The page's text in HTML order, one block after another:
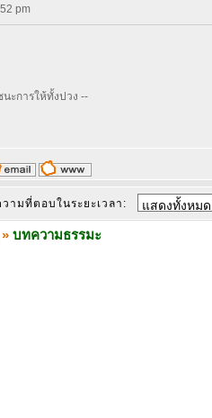
pm
ะการให้ทั้งปวง --
ามที่ตอบในระยะเวลา:
» บทความธรรมะ